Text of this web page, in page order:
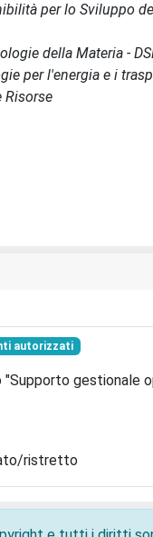
per lo Sviluppo
della Materia -
per l'energia e i
Risorse
autorizzati
"Supporto gestionale
ristretto